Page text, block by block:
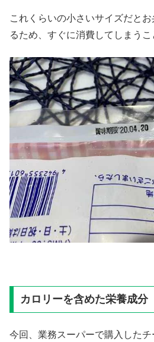
これくらいの小さいサイズだと
るため、すぐに消費してしまうこ
カロリーを含めた栄養成分
今回、業務スーパーで購入した